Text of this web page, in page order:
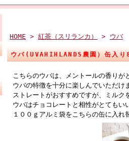
HOME > 紅茶（スリランカ） > ウバ
ウバ(UVAHIHLANDS農園）缶入り
こちらのウバは、メントールの香りが
ウバの特徴を十分に楽しんでいただけ
ストレートがおすすめですが、ミルク
ウバはチョコレートと相性がとてもい
１００ｇアルミ袋をこちらの缶に入れ